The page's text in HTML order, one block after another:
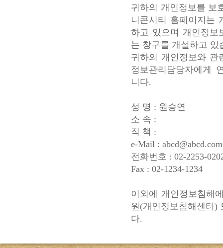
귀하의 개인정보를 보
니콘시티 홈페이지는
하고 있으며 개인정보
는 창구를 개설하고 있
귀하의 개인정보와 관
정보관리담당자에게
니다.
성 명 : 원승연
소 속 :
직 책 :
e-Mail : abcd@abcd.com
전화번호 : 02-2253-
Fax : 02-1234-1234
이외에 개인정보침해
원(개인정보침해센터)
다.